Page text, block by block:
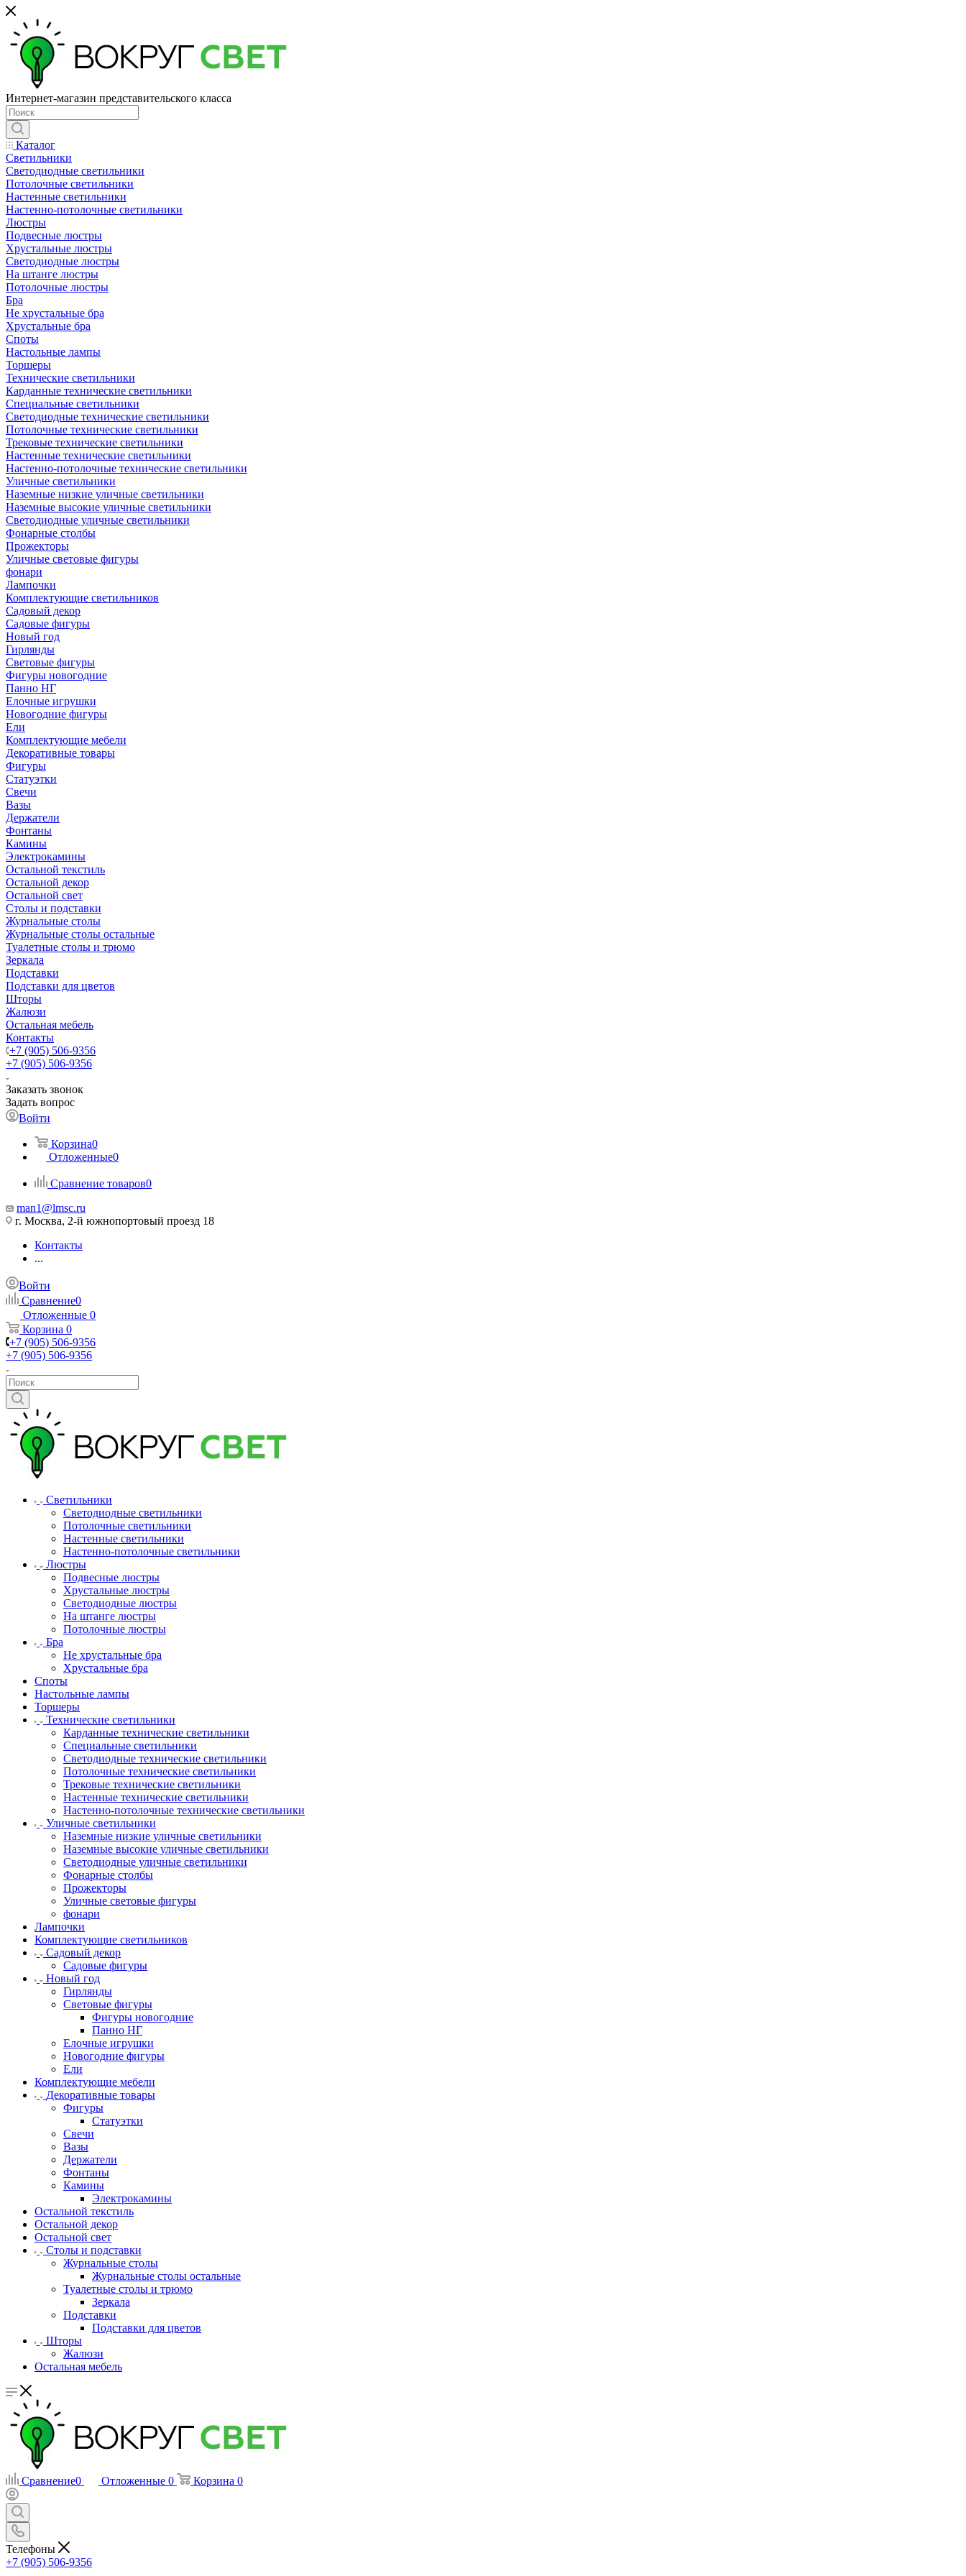
Интернет-магазин представительского класса
Каталог
Светильники
Светодиодные светильники
Потолочные светильники
Настенные светильники
Настенно-потолочные светильники
Люстры
Подвесные люстры
Хрустальные люстры
Светодиодные люстры
На штанге люстры
Потолочные люстры
Бра
Не хрустальные бра
Хрустальные бра
Споты
Настольные лампы
Торшеры
Технические светильники
Карданные технические светильники
Специальные светильники
Светодиодные технические светильники
Потолочные технические светильники
Трековые технические светильники
Настенные технические светильники
Настенно-потолочные технические светильники
Уличные светильники
Наземные низкие уличные светильники
Наземные высокие уличные светильники
Светодиодные уличные светильники
Фонарные столбы
Прожекторы
Уличные световые фигуры
фонари
Лампочки
Комплектующие светильников
Садовый декор
Садовые фигуры
Новый год
Гирлянды
Световые фигуры
Фигуры новогодние
Панно НГ
Елочные игрушки
Новогодние фигуры
Ели
Комплектующие мебели
Декоративные товары
Фигуры
Статуэтки
Свечи
Вазы
Держатели
Фонтаны
Камины
Электрокамины
Остальной текстиль
Остальной декор
Остальной свет
Столы и подставки
Журнальные столы
Журнальные столы остальные
Туалетные столы и трюмо
Зеркала
Подставки
Подставки для цветов
Шторы
Жалюзи
Остальная мебель
Контакты
+7 (905) 506-9356
+7 (905) 506-9356
Заказать звонок
Задать вопрос
Войти
Корзина0
Отложенные0
Сравнение товаров0
man1@lmsc.ru
г. Москва, 2-й южнопортовый проезд 18
Контакты
...
Войти
Сравнение0
Отложенные 0
Корзина 0
+7 (905) 506-9356
+7 (905) 506-9356
Светильники
Светодиодные светильники
Потолочные светильники
Настенные светильники
Настенно-потолочные светильники
Люстры
Подвесные люстры
Хрустальные люстры
Светодиодные люстры
На штанге люстры
Потолочные люстры
Бра
Не хрустальные бра
Хрустальные бра
Споты
Настольные лампы
Торшеры
Технические светильники
Карданные технические светильники
Специальные светильники
Светодиодные технические светильники
Потолочные технические светильники
Трековые технические светильники
Настенные технические светильники
Настенно-потолочные технические светильники
Уличные светильники
Наземные низкие уличные светильники
Наземные высокие уличные светильники
Светодиодные уличные светильники
Фонарные столбы
Прожекторы
Уличные световые фигуры
фонари
Лампочки
Комплектующие светильников
Садовый декор
Садовые фигуры
Новый год
Гирлянды
Световые фигуры
Фигуры новогодние
Панно НГ
Елочные игрушки
Новогодние фигуры
Ели
Комплектующие мебели
Декоративные товары
Фигуры
Статуэтки
Свечи
Вазы
Держатели
Фонтаны
Камины
Электрокамины
Остальной текстиль
Остальной декор
Остальной свет
Столы и подставки
Журнальные столы
Журнальные столы остальные
Туалетные столы и трюмо
Зеркала
Подставки
Подставки для цветов
Шторы
Жалюзи
Остальная мебель
Сравнение0 Отложенные 0 Корзина 0
Телефоны
+7 (905) 506-9356